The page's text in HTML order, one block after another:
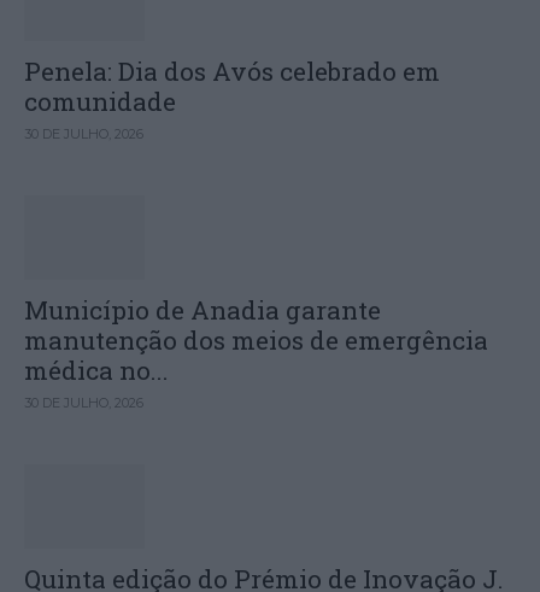
Penela: Dia dos Avós celebrado em
comunidade
30 DE JULHO, 2026
Município de Anadia garante
manutenção dos meios de emergência
médica no...
30 DE JULHO, 2026
Quinta edição do Prémio de Inovação J.